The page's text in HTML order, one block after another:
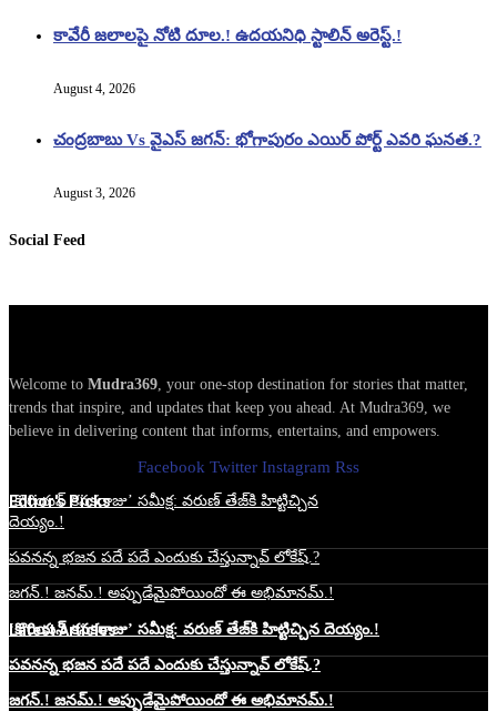
కావేరీ జలాలపై నోటి దూల.! ఉదయనిధి స్టాలిన్ అరెస్ట్.!
August 4, 2026
చంద్రబాబు Vs వైఎస్ జగన్: భోగాపురం ఎయిర్ పోర్ట్ ఎవరి ఘనత.?
August 3, 2026
Social Feed
Welcome to Mudra369, your one-stop destination for stories that matter,
trends that inspire, and updates that keep you ahead. At Mudra369, we
believe in delivering content that informs, entertains, and empowers.
Facebook Twitter Instagram Rss
Edtior's Picks
‘కొరియన్ కనకరాజు’ సమీక్ష: వరుణ్ తేజ్‌కి హిట్టిచ్చిన
దెయ్యం.!
పవనన్న భజన పదే పదే ఎందుకు చేస్తున్నావ్ లోకేష్.?
జగన్.! జనమ్.! అప్పుడేమైపోయిందో ఈ అభిమానమ్.!
Latest Articles
‘కొరియన్ కనకరాజు’ సమీక్ష: వరుణ్ తేజ్‌కి హిట్టిచ్చిన దెయ్యం.!
పవనన్న భజన పదే పదే ఎందుకు చేస్తున్నావ్ లోకేష్.?
జగన్.! జనమ్.! అప్పుడేమైపోయిందో ఈ అభిమానమ్.!